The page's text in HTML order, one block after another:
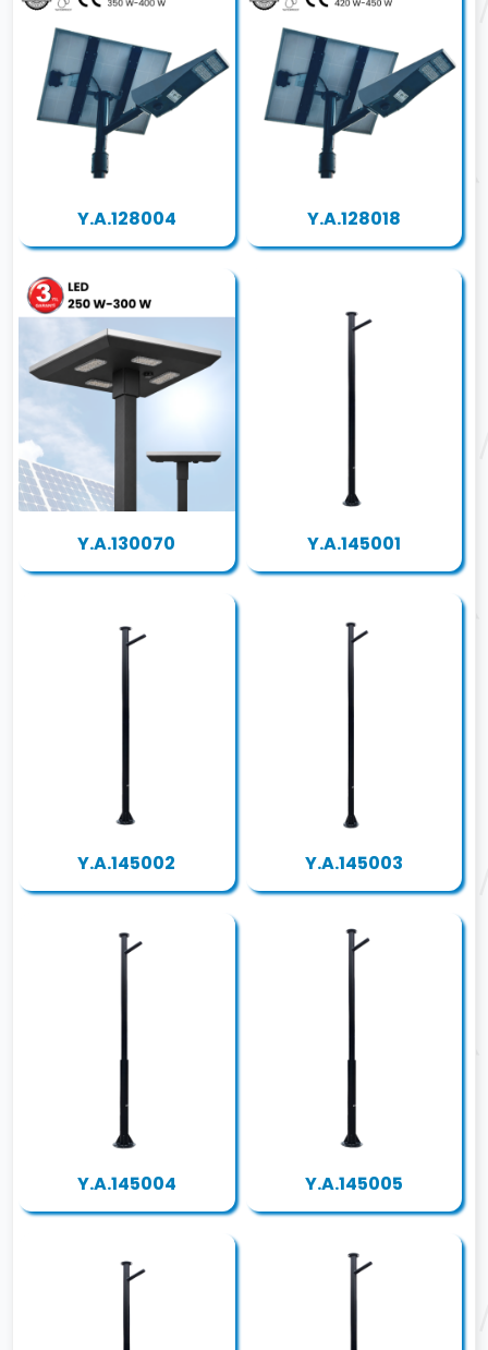
Y.A.128004 Y.A.128018
Y.A.130070 Y.A.145001
Y.A.145002 Y.A.145003
Y.A.145004 Y.A.145005